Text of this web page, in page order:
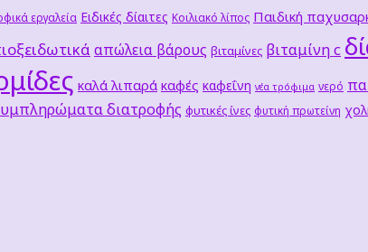
εργαλεία Ειδικές δίαιτες Κοιλιακό λίπος Παιδική
απώλεια βάρους βιταμίνες βιταμίνη c
καλά λιπαρά καφές καφεΐνη νέα τρόφιμα νερό
διατροφής φυτικές ίνες φυτική πρωτείνη